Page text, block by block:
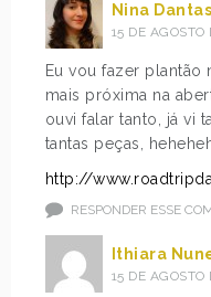
Nina Dantas
15 DE AGOSTO
Eu vou fazer plantão
mais próxima na
ouvi falar tanto, já vi
tantas peças,
http://
RESPONDER ESSE
Ithiara
15 DE